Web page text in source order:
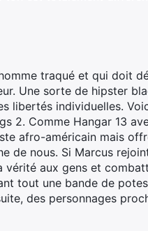
traqué et qui doit
Une sorte de hipster
libertés individuelles.
2. Comme Hangar 13
afro-américain mais
de nous. Si Marcus
vérité aux gens et
tout une bande de
des personnages